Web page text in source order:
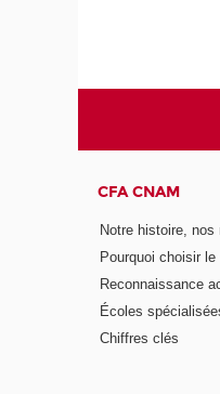
CFA CNAM
Notre histoire, nos
Pourquoi choisir le
Reconnaissance
Écoles
Chiffres clés